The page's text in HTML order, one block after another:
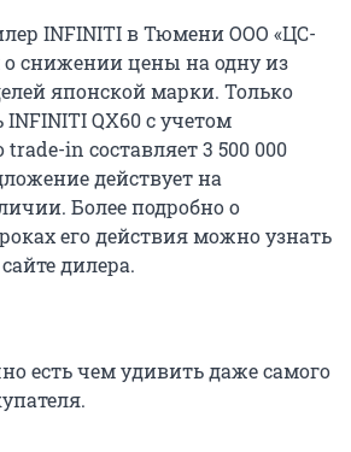
INFINITI в Тюмени ООО «ЦС-
о снижении цены на одну из
японской марки. Только
INFINITI QX60 с учетом
in составляет 3 500 000
действует на
Более подробно о
его действия можно узнать
дилера.
есть чем удивить даже самого